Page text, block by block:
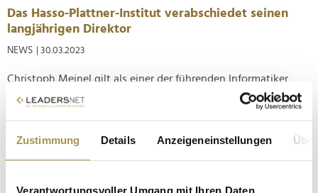
Zustimmung Details Anzeigeneinstellungen
Verantwortungsvoller Umgang mit Ihren Daten
Das Hasso-Plattner-Institut verabschiedet seinen
langjährigen Direktor
NEWS | 30.03.2023
Christoph Meinel gilt als einer der führenden Informatiker
Deutschlands. Die Organisation wird in Zukunft von drei
Geschäftsführern geleitet. Am Freitag geht am Potsdamer
Christoph Meinel verabschiedet das Hasso-Plattner-Institut